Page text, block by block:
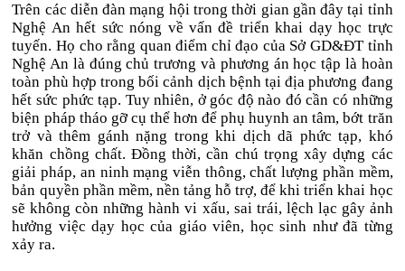
Trên các diễn đàn mạng hội trong thời gian gần đây tại tỉnh
Nghệ An hết sức nóng về vấn đề triển khai dạy học trực
tuyến. Họ cho rằng quan điểm chỉ đạo của Sở GD&ĐT tỉnh
Nghệ An là đúng chủ trương và phương án học tập là hoàn
toàn phù hợp trong bối cảnh dịch bệnh tại địa phương đang
hết sức phức tạp. Tuy nhiên, ở góc độ nào đó cần có những
biện pháp tháo gỡ cụ thể hơn để phụ huynh an tâm, bớt trăn
trở và thêm gánh nặng trong khi dịch dã phức tạp, khó
khăn chồng chất. Đồng thời, cần chú trọng xây dựng các
giải pháp, an ninh mạng viễn thông, chất lượng phần mềm,
bản quyền phần mềm, nền tảng hỗ trợ, để khi triển khai học
sẽ không còn những hành vi xấu, sai trái, lệch lạc gây ảnh
hưởng việc dạy học của giáo viên, học sinh như đã từng
xảy ra.